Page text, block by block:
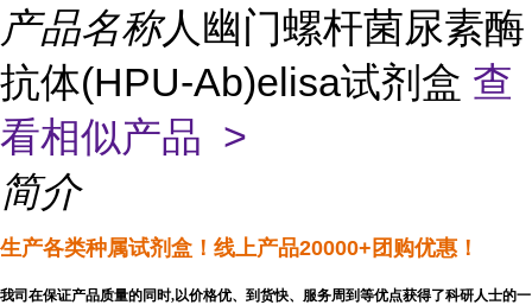
产品名称人幽门螺杆菌尿素酶
抗体(HPU-Ab)elisa试剂盒 查
看相似产品 >
简介
生产各类种属试剂盒 ！线上产品20000+团购优惠！
我司在保证产品质量的同时,以价格优、到货快、服务周到等优点获得了科研人士的一